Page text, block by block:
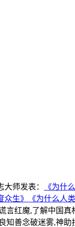
师发表：
《为什
众生》
《为什么人
言红魔,了解中国真
知善念破迷雾,神助